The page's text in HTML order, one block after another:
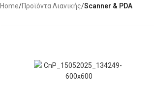
Home/Προϊόντα Λιανικής/Scanner & PDA